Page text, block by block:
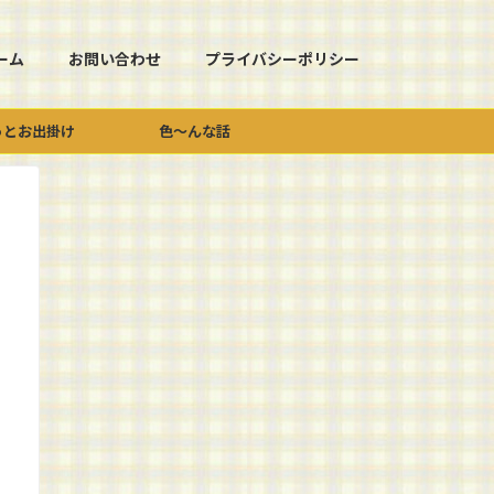
ム お問い合わせ プライバシーポリシー
お出掛け 色～んな話